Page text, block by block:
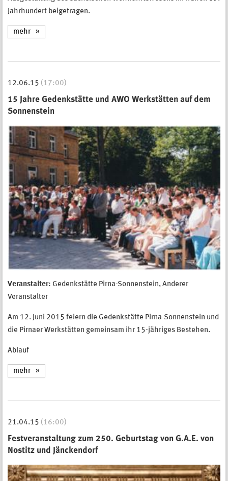
Jahrhundert beigetragen.
mehr
12.06.15 (17:00)
15 Jahre Gedenkstätte und AWO Werkstätten auf dem
Sonnenstein
Veranstalter: Gedenkstätte Pirna-Sonnenstein, Anderer
Veranstalter
Am 12. Juni 2015 feiern die Gedenkstätte Pirna-Sonnenstein und
die Pirnaer Werkstätten gemeinsam ihr 15-jähriges Bestehen.
Ablauf
mehr
21.04.15 (16:00)
Festveranstaltung zum 250. Geburtstag von G.A.E. von
Nostitz und Jänckendorf